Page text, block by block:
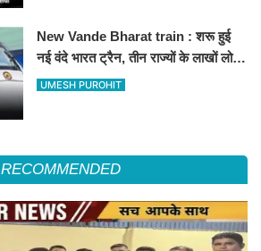
New Vande Bharat train : शरू हुई
नई वंदे भारत ट्रैन, तीन राज्यों के लाखों लोगों
का सफर होगा आसान, देखें पूरा रूटमैप
UMESH PUROHIT
RECOMMENDED